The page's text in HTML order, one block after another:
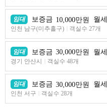
임대 보증금 10,000만원 월세
인천 남구(미추홀구) 객실수 27개
임대 보증금 30,000만원 월세
경기 안산시 객실수 48개
임대 보증금 30,000만원 월세
인천 서구 객실수 28개